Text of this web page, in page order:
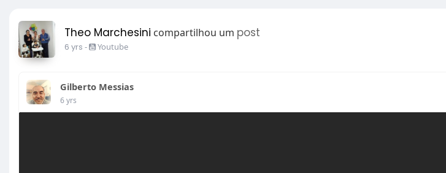
Theo Marchesini compartilhou um post
6 yrs - Youtube
Gilberto Messias
6 yrs